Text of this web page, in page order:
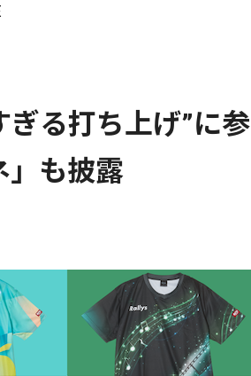
る打ち上げ”に参
」も披露